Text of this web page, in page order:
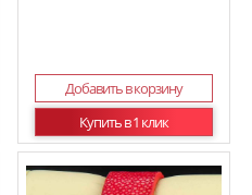
Добавить в корзину
Купить в 1 клик